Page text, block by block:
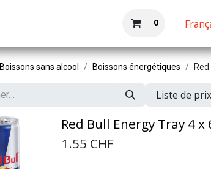
0
Boissons sans alcool Boissons énergétiques Red
Liste de
Red Bull Energy Tray 4
1.55 CHF